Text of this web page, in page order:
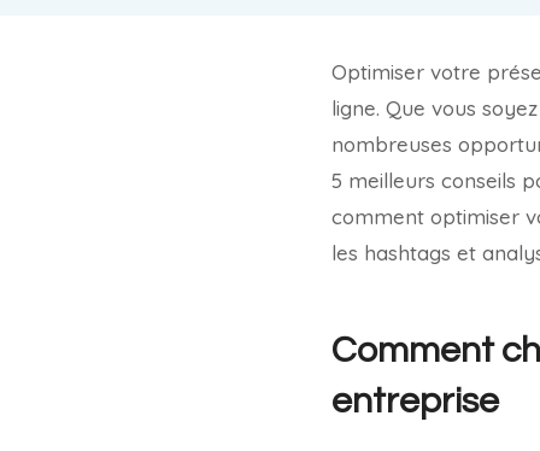
Optimiser votre
ligne. Que vous
nombreuses
5 meilleurs conseils
comment optimiser
les hashtags et
Comment
entreprise